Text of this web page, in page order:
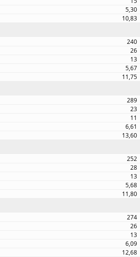
5,30
10,83
240
26
13
5,67
11,75
289
23
11
6,61
13,60
252
28
13
5,68
11,80
274
26
13
6,09
12,68